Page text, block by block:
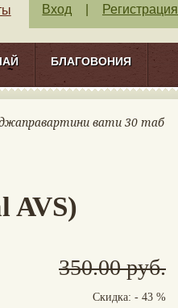
Вход Регистрация
БЛАГОВОНИЯ
вати 30 таб
AVS)
350.00 руб.
Скидка: - 43 %